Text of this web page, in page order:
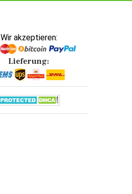
Wir akzeptieren:
Lieferung: